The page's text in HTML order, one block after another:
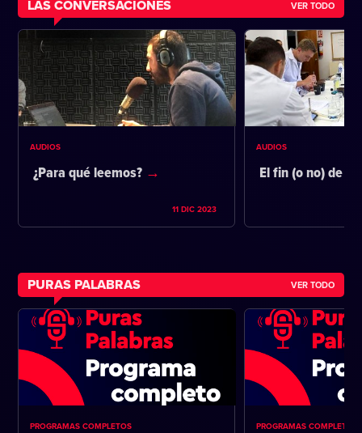
LAS CONVERSACIONES VER TODO
AUDIOS
¿Para qué leemos?
11 DIC 2023
AUDIOS
El fin (o no) de
PURAS PALABRAS VER TODO
PROGRAMAS COMPLETOS PROGRAMAS COMPLETOS